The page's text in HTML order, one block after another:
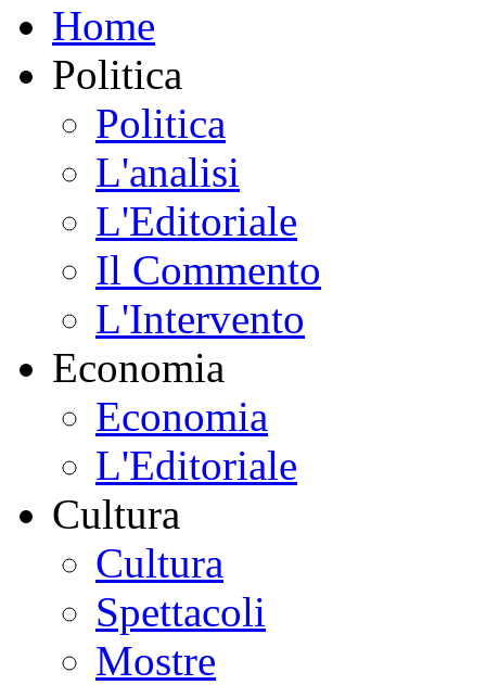
Home
Politica
Politica
L'analisi
L'Editoriale
Il Commento
L'Intervento
Economia
Economia
L'Editoriale
Cultura
Cultura
Spettacoli
Mostre